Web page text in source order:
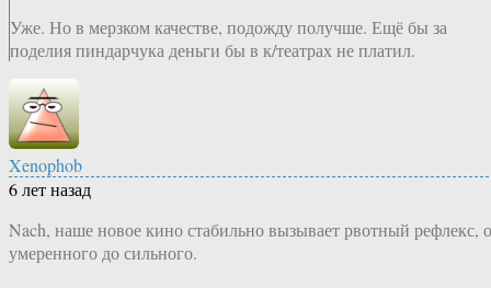
Уже. Но в мерзком качестве, подожду получше. Ещё бы за
поделия пиндарчука деньги бы в к/театрах не платил.
Xenophob
6 лет назад
Nach, наше новое кино стабильно вызывает рвотный рефлекс,
умеренного до сильного.